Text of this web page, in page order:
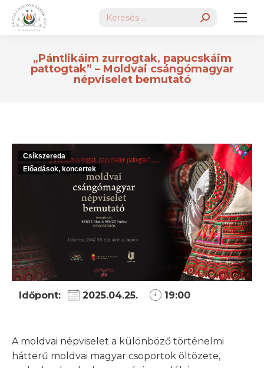
Search:
„Pántlikáim zurrogtak, papucskáim
pattogtak” – Moldvai csángómagyar
népviselet bemutató
Csíkszereda
Előadások, koncertek
Időpont: 2025.04.25. 19:00
A moldvai népviselet a különböző történelmi
hátterű moldvai magyar csoportok öltözete,